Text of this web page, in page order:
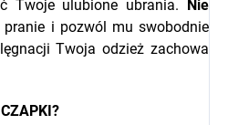
Twoje ulubione ubrania.
Nie
pranie i pozwól mu swobodnie
Twoja odzież zachowa